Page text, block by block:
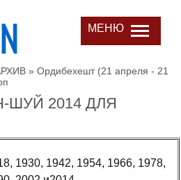
МЕНЮ
» Ордибехешт (21 апреля - 21
2014 ДЛЯ
1930, 1942, 1954, 1966, 1978,